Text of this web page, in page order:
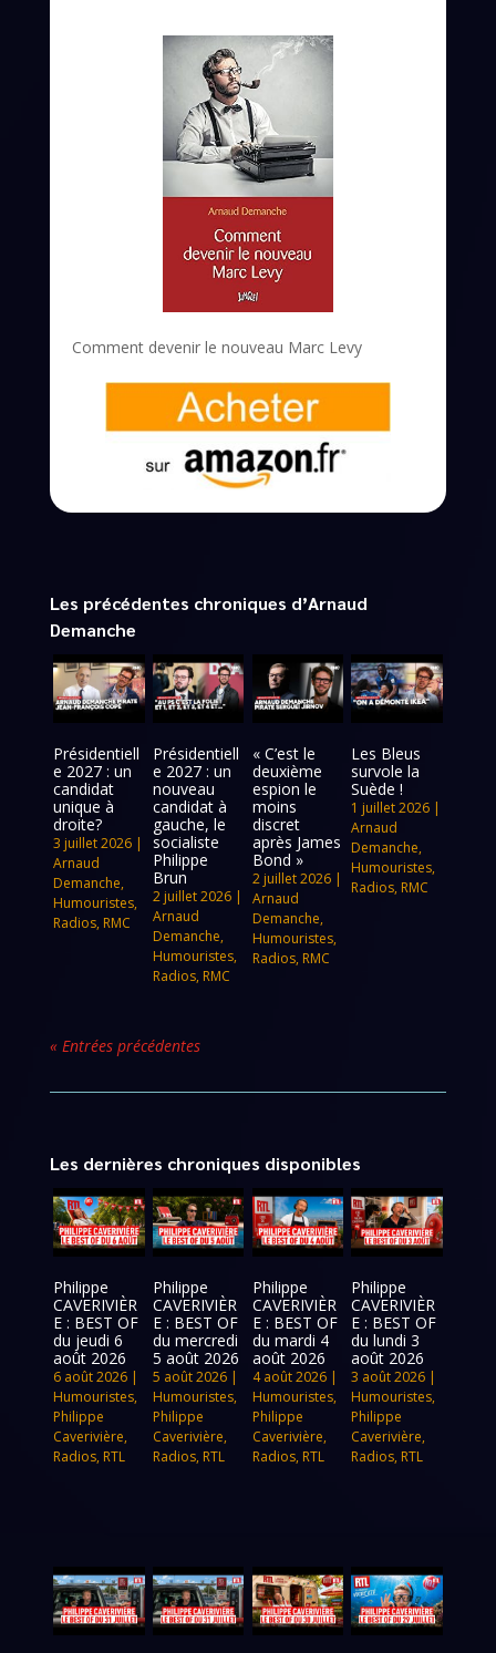
Comment devenir le nouveau Marc Levy
Les précédentes chroniques d’Arnaud
Demanche
Présidentiell
e 2027 : un
candidat
unique à
droite?
3 juillet 2026 |
Arnaud
Demanche,
Humouristes,
Radios, RMC
Présidentiell
e 2027 : un
nouveau
candidat à
gauche, le
socialiste
Philippe
Brun
2 juillet 2026|
Arnaud
Demanche,
Humouristes,
Radios, RMC
« C’est le
deuxième
espion le
moins
discret
après James
Bond »
2 juillet 2026|
Arnaud
Demanche,
Humouristes,
Radios, RMC
Les Bleus
survole la
Suède !
1 juillet 2026 |
Arnaud
Demanche,
Humouristes,
Radios, RMC
« Entrées précédentes
Les dernières chroniques disponibles
Philippe
CAVERIVIÈR
E : BEST OF
du jeudi 6
août 2026
6 août 2026 |
Humouristes,
Philippe
Caverivière,
Radios, RTL
Philippe
CAVERIVIÈR
E : BEST OF
du mercredi
5 août 2026
5 août 2026|
Humouristes,
Philippe
Caverivière,
Radios, RTL
Philippe
CAVERIVIÈR
E : BEST OF
du mardi 4
août 2026
4 août 2026|
Humouristes,
Philippe
Caverivière,
Radios, RTL
Philippe
CAVERIVIÈR
E : BEST OF
du lundi 3
août 2026
3 août 2026 |
Humouristes,
Philippe
Caverivière,
Radios, RTL